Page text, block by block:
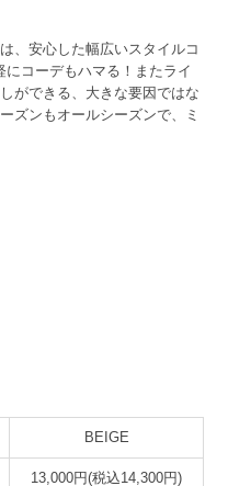
、安心した幅広いスタイルコ
コーデもハマる！またライ
ができる、大きな要因ではな
ズンもオールシーズンで、ミ
BEIGE
13,000円(税込14,300円)